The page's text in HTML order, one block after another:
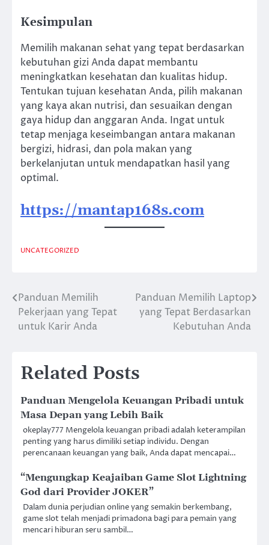
Kesimpulan
Memilih makanan sehat yang tepat berdasarkan
kebutuhan gizi Anda dapat membantu
meningkatkan kesehatan dan kualitas hidup.
Tentukan tujuan kesehatan Anda, pilih makanan
yang kaya akan nutrisi, dan sesuaikan dengan
gaya hidup dan anggaran Anda. Ingat untuk
tetap menjaga keseimbangan antara makanan
bergizi, hidrasi, dan pola makan yang
berkelanjutan untuk mendapatkan hasil yang
optimal.
https://mantap168s.com
UNCATEGORIZED
Post
navigation
Panduan Memilih
Pekerjaan yang Tepat
untuk Karir Anda
Panduan Memilih Laptop
yang Tepat Berdasarkan
Kebutuhan Anda
Related Posts
Panduan Mengelola Keuangan Pribadi untuk
Masa Depan yang Lebih Baik
okeplay777 Mengelola keuangan pribadi adalah keterampilan
penting yang harus dimiliki setiap individu. Dengan
perencanaan keuangan yang baik, Anda dapat mencapai…
“Mengungkap Keajaiban Game Slot Lightning
God dari Provider JOKER”
Dalam dunia perjudian online yang semakin berkembang,
game slot telah menjadi primadona bagi para pemain yang
mencari hiburan seru sambil…